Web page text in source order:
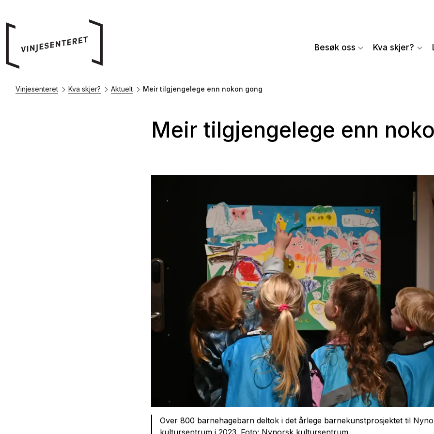
Besøk oss Kva skjer?
Vinjesenteret Kva skjer? Aktuelt Meir tilgjengelege enn nokon gong
Meir tilgjengelege enn
Over 800 barnehagebarn deltok i det årlege barnekunstprosjektet til